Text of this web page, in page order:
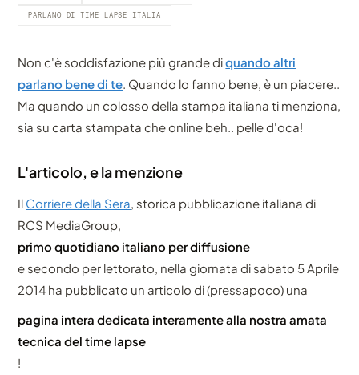
PARLANO DI TIME LAPSE ITALIA
Non c'è soddisfazione più grande diquando altri
parlano bene di te. Quando lo fanno bene, è un piacere..
Ma quando un colosso della stampa italiana ti menziona,
sia su carta stampata che online beh.. pelle d'oca!
L'articolo, e la menzione
Il Corriere della Sera, storica pubblicazione italiana di
RCS MediaGroup,
primo quotidiano italiano per diffusione
e secondo per lettorato, nella giornata di sabato 5 Aprile
2014 ha pubblicato un articolo di (pressapoco) una
pagina intera dedicata interamente alla nostra amata
tecnica del time lapse
!